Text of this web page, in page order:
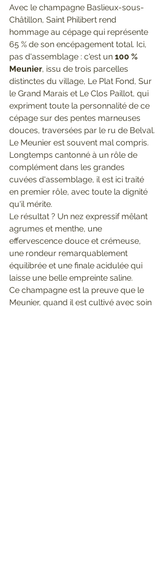
Avec le champagne Baslieux-sous-
Châtillon, Saint Philibert rend
hommage au cépage qui représente
65 % de son encépagement total. Ici,
pas d'assemblage : c'est un 100 %
Meunier, issu de trois parcelles
distinctes du village, Le Plat Fond, Sur
le Grand Marais et Le Clos Paillot, qui
expriment toute la personnalité de ce
cépage sur des pentes marneuses
douces, traversées par le ru de Belval.
Le Meunier est souvent mal compris.
Longtemps cantonné à un rôle de
complément dans les grandes
cuvées d'assemblage, il est ici traité
en premier rôle, avec toute la dignité
qu'il mérite.
Le résultat ? Un nez expressif mêlant
agrumes et menthe, une
effervescence douce et crémeuse,
une rondeur remarquablement
équilibrée et une finale acidulée qui
laisse une belle empreinte saline.
Ce champagne est la preuve que le
Meunier, quand il est cultivé avec soin